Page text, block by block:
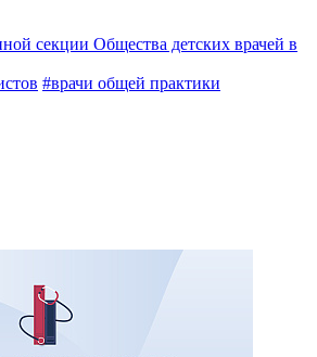
секции Общества детских врачей в
#врачи общей практики